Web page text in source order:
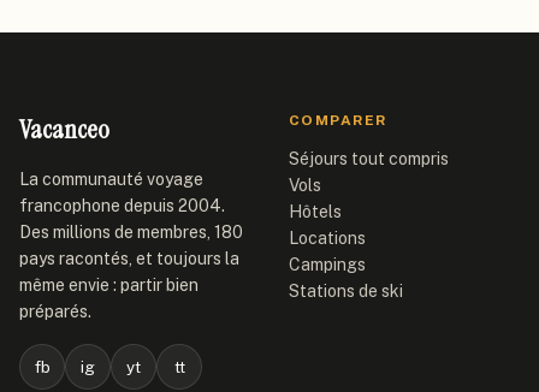
Vacanceo
La communauté voyage
francophone depuis 2004.
Des millions de membres, 180
pays racontés, et toujours la
même envie : partir bien
préparés.
fb ig yt tt
COMPARER
Séjours tout compris
Vols
Hôtels
Locations
Campings
Stations de ski